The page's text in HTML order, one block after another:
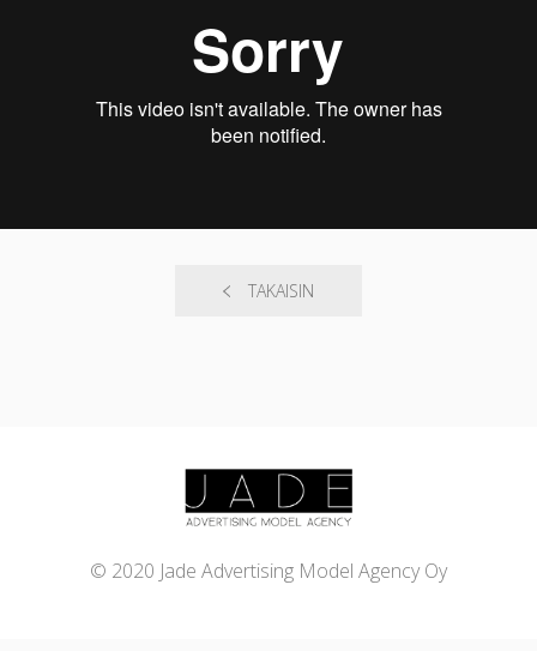
TAKAISIN
© 2020 Jade Advertising Model Agency Oy